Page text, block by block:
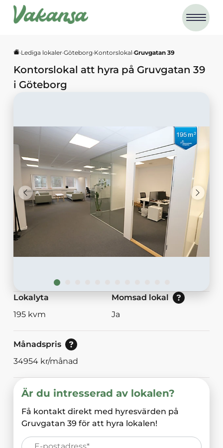
·Lediga lokaler·Göteborg·Kontorslokal·Gruvgatan 39
Kontorslokal att hyra på Gruvgatan 39
i Göteborg
Lokalyta
195kvm
Momsad lokal
Nej: Lokalen är momsbefriad.<br/>Ja:
Ja
Månadspris
Pris vid bokning av 30<br/>eller mer dagar.
34954kr/månad
Är du intresserad av lokalen?
Få kontakt direkt med hyresvärden på
Gruvgatan 39 för att hyra lokalen!
E-